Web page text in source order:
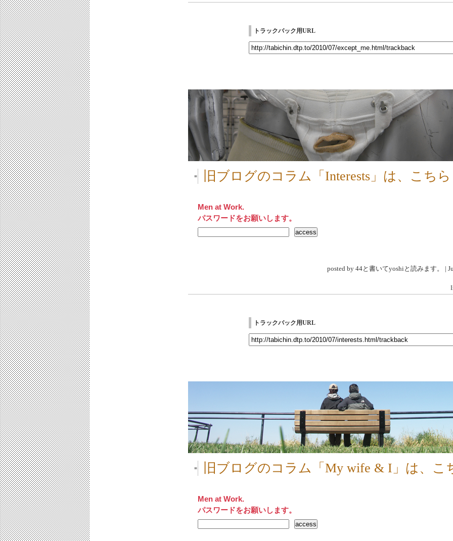
トラックバック用URL
■ 旧ブログのコラム「Interests」は、こちら
Men at Work.
パスワードをお願いします。
posted by 44と書いてyoshiと読みます。 |
トラックバック用URL
■ 旧ブログのコラム「My wife & I」は、こ
Men at Work.
パスワードをお願いします。